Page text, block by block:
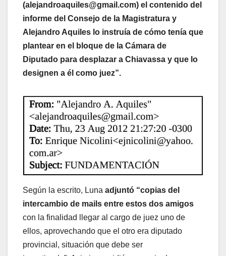
(alejandroaquiles@gmail.com) el contenido del
informe del Consejo de la Magistratura y
Alejandro Aquiles lo instruía de cómo tenía que
plantear en el bloque de la Cámara de
Diputado para desplazar a Chiavassa y que lo
designen a él como juez”.
Según la escrito, Luna adjuntó “copias del
intercambio de mails entre estos dos amigos
con la finalidad llegar al cargo de juez uno de
ellos, aprovechando que el otro era diputado
provincial, situación que debe ser